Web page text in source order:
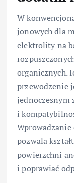
W
jonowych dla
elektrolity na
organicznych.
przewodzenie
jednoczesnym
i
pozwala
powierzchni
i poprawiać